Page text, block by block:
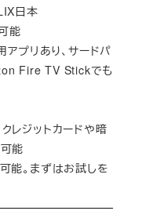
日本
能
プリあり、サードパ
Fire TV Stickでも
レジットカードや暗
能
能。まずはお試しを